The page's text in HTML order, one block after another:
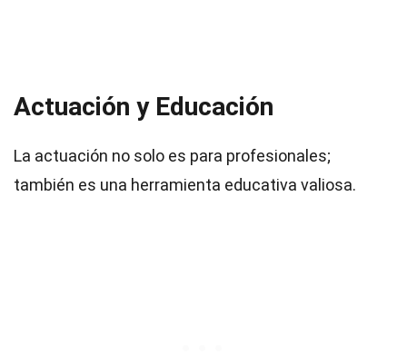
Actuación y Educación
La actuación no solo es para profesionales;
también es una herramienta educativa valiosa.